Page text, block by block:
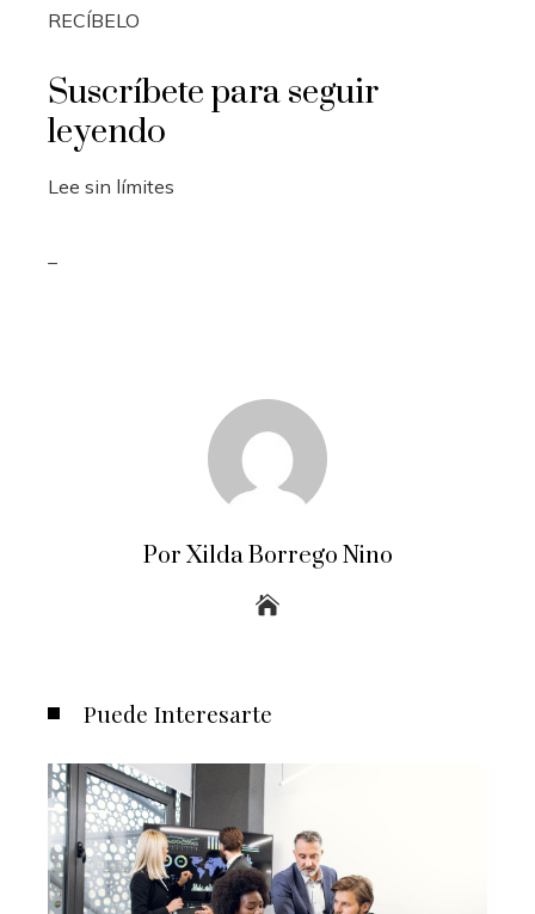
RECÍBELO
Suscríbete para seguir
leyendo
Lee sin límites
Por Xilda Borrego Nino
Puede Interesarte